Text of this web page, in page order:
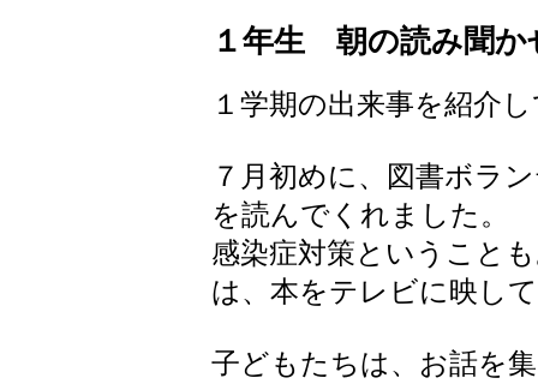
１年生 朝の読み聞か
１学期の出来事を紹介
７月初めに、図書ボラ
を読んでくれました。
感染症対策ということ
は、本をテレビに映し
子どもたちは、お話を